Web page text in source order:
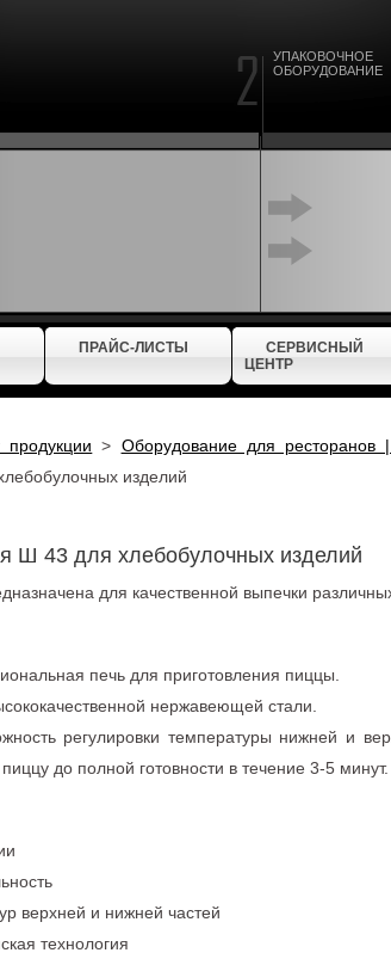
УПАКОВОЧНОЕ
ОБОРУДОВАНИЕ
ПРАЙС-ЛИСТЫ
СЕРВИСНЫЙ
ЦЕНТР
продукции > Оборудование для ресторанов
изделий
Ш 43 для хлебобулочных изделий
для качественной выпечки
печь для приготовления пиццы.
нержавеющей стали.
регулировки температуры нижней и
до полной готовности в течение 3-5 минут.
верхней и нижней частей
технология